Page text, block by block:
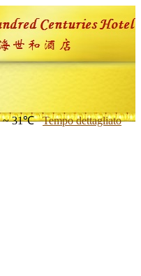
~ 31℃ Tempo dettagliato